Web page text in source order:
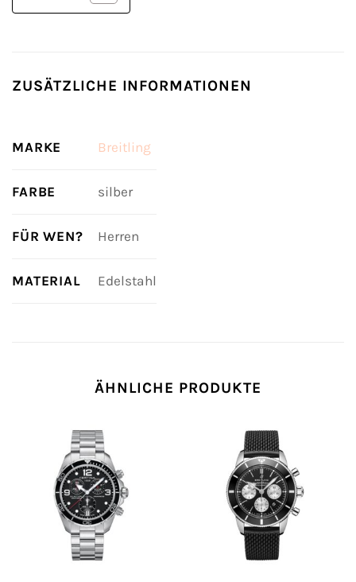
ZUSÄTZLICHE INFORMATIONEN
MARKE Breitling
FARBE silber
FÜR WEN? Herren
MATERIAL Edelstahl
ÄHNLICHE PRODUKTE